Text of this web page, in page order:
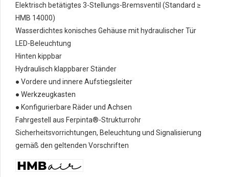
Elektrisch betätigtes 3-Stellungs-Bremsventil (Standard ≥
HMB 14000)
Wasserdichtes konisches Gehäuse mit hydraulischer Tür
LED-Beleuchtung
Hinten kippbar
Hydraulisch klappbarer Ständer
● Vordere und innere Aufstiegsleiter
● Werkzeugkasten
● Konfigurierbare Räder und Achsen
Fahrgestell aus Ferpinta®-Strukturrohr
Sicherheitsvorrichtungen, Beleuchtung und Signalisierung
gemäß den geltenden Vorschriften